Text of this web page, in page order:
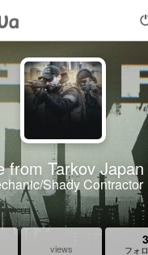
from Tarkov
Shady Contractor
views
3
フォ